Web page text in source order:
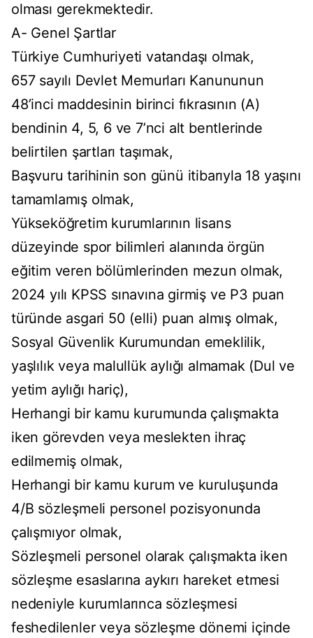
olması gerekmektedir.
A- Genel Şartlar
Türkiye Cumhuriyeti vatandaşı olmak,
657 sayılı Devlet Memurları Kanununun
48’inci maddesinin birinci fıkrasının (A)
bendinin 4, 5, 6 ve 7’nci alt bentlerinde
belirtilen şartları taşımak,
Başvuru tarihinin son günü itibarıyla 18 yaşını
tamamlamış olmak,
Yükseköğretim kurumlarının lisans
düzeyinde spor bilimleri alanında örgün
eğitim veren bölümlerinden mezun olmak,
2024 yılı KPSS sınavına girmiş ve P3 puan
türünde asgari 50 (elli) puan almış olmak,
Sosyal Güvenlik Kurumundan emeklilik,
yaşlılık veya malullük aylığı almamak (Dul ve
yetim aylığı hariç),
Herhangi bir kamu kurumunda çalışmakta
iken görevden veya meslekten ihraç
edilmemiş olmak,
Herhangi bir kamu kurum ve kuruluşunda
4/B sözleşmeli personel pozisyonunda
çalışmıyor olmak,
Sözleşmeli personel olarak çalışmakta iken
sözleşme esaslarına aykırı hareket etmesi
nedeniyle kurumlarınca sözleşmesi
feshedilenler veya sözleşme dönemi içinde